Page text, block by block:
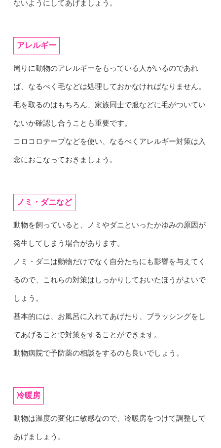
ないようにしてあげましょう。
アレルギー
周りに動物のアレルギーをもっている人がいるのであれ
ば、なるべく毛などは処理しておかなければなりません。
毛を取るのはもちろん、家族同士で服などに毛がついてい
ないか確認し合うことも重要です。
コロコロテープなどを使い、なるべくアレルギー対策は入
念におこなっておきましょう。
ノミ・ダニなど
動物を飼っていると、ノミやダニといったかゆみの原因が
発生してしまう場合があります。
ノミ・ダニは動物だけでなく自分たちにも影響を与えてく
るので、これらの対策はしっかりしておいたほうがよいで
しょう。
基本的には、お風呂に入れてあげたり、ブラッシングをし
てあげることで対策をすることができます。
動物病院で予防薬の相談をするのも良いでしょう。
冷暖房
動物は温度の変化に敏感なので、冷暖房をつけて調整して
あげましょう。